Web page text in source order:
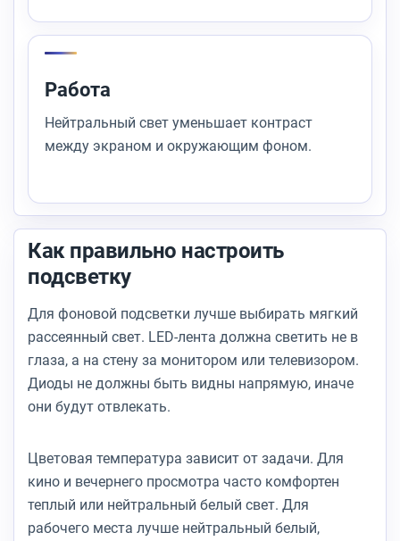
Работа
Нейтральный свет уменьшает контраст
между экраном и окружающим фоном.
Как правильно настроить
подсветку
Для фоновой подсветки лучше выбирать мягкий
рассеянный свет. LED-лента должна светить не в
глаза, а на стену за монитором или телевизором.
Диоды не должны быть видны напрямую, иначе
они будут отвлекать.
Цветовая температура зависит от задачи. Для
кино и вечернего просмотра часто комфортен
теплый или нейтральный белый свет. Для
рабочего места лучше нейтральный белый,